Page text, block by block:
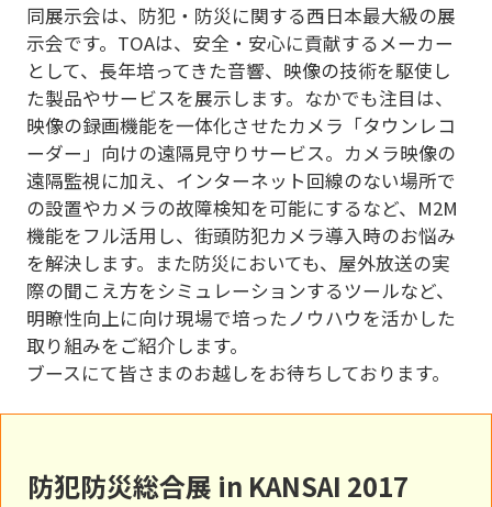
同展示会は、防犯・防災に関する西日本最大級の展
示会です。TOAは、安全・安心に貢献するメーカー
として、長年培ってきた音響、映像の技術を駆使し
た製品やサービスを展示します。なかでも注目は、
映像の録画機能を一体化させたカメラ「タウンレコ
ーダー」向けの遠隔見守りサービス。カメラ映像の
遠隔監視に加え、インターネット回線のない場所で
の設置やカメラの故障検知を可能にするなど、M2M
機能をフル活用し、街頭防犯カメラ導入時のお悩み
を解決します。また防災においても、屋外放送の実
際の聞こえ方をシミュレーションするツールなど、
明瞭性向上に向け現場で培ったノウハウを活かした
取り組みをご紹介します。
ブースにて皆さまのお越しをお待ちしております。
防犯防災総合展 in KANSAI 2017